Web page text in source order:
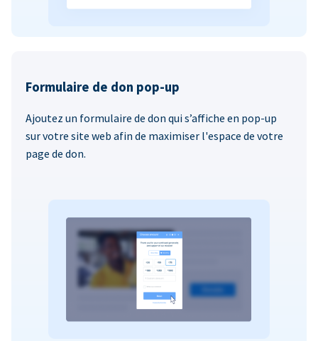
Formulaire de don pop-up
Ajoutez un formulaire de don qui s’affiche en pop-up
sur votre site web afin de maximiser l'espace de votre
page de don.